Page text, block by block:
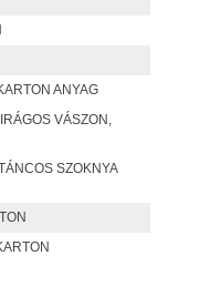
ANYAG
VÁSZON,
SZOKNYA